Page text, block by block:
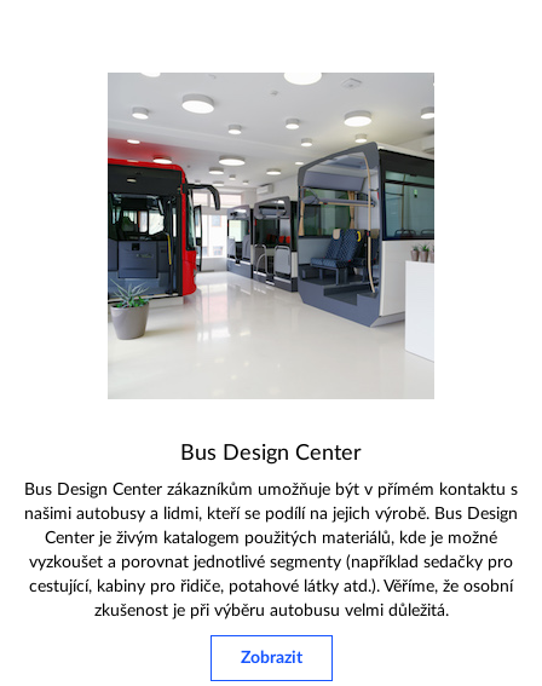
Bus Design Center
Bus Design Center zákazníkům umožňuje být v přímém kontaktu s
našimi autobusy a lidmi, kteří se podílí na jejich výrobě. Bus Design
Center je živým katalogem použitých materiálů, kde je možné
vyzkoušet a porovnat jednotlivé segmenty (například sedačky pro
cestující, kabiny pro řidiče, potahové látky atd.). Věříme, že osobní
zkušenost je při výběru autobusu velmi důležitá.
Zobrazit